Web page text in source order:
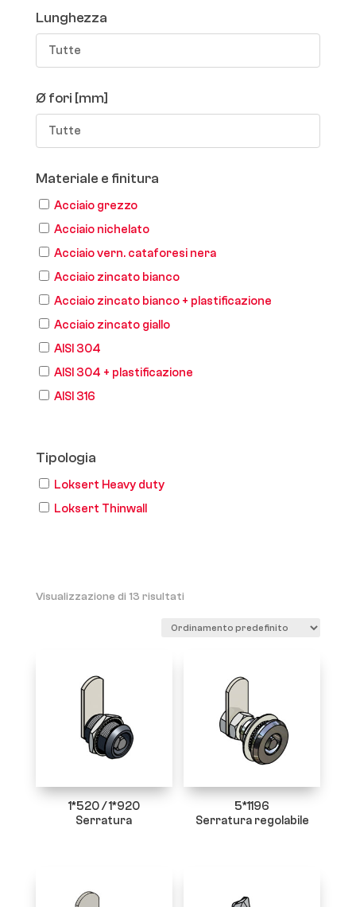
Lunghezza
Tutte
Ø fori [mm]
Tutte
Materiale e finitura
Acciaio grezzo
Acciaio nichelato
Acciaio vern. cataforesi nera
Acciaio zincato bianco
Acciaio zincato bianco + plastificazione
Acciaio zincato giallo
AISI 304
AISI 304 + plastificazione
AISI 316
Tipologia
Loksert Heavy duty
Loksert Thinwall
Visualizzazione di 13 risultati
1*520 / 1*920
Serratura
5*1196
Serratura regolabile